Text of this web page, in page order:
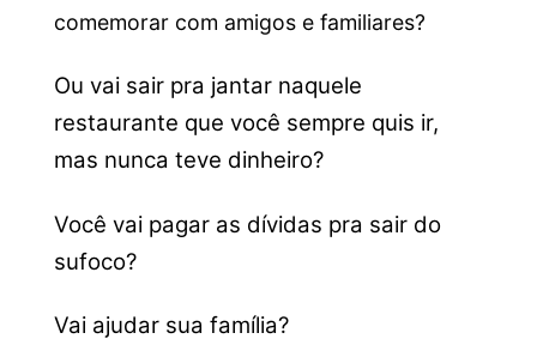
comemorar com amigos e familiares?
Ou vai sair pra jantar naquele
restaurante que você sempre quis ir,
mas nunca teve dinheiro?
Você vai pagar as dívidas pra sair do
sufoco?
Vai ajudar sua família?